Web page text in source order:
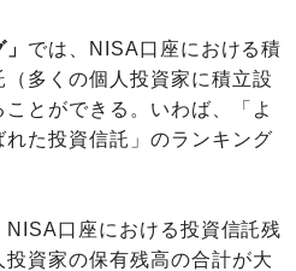
では、NISA口座における積
多くの個人投資家に積立設
とができる。いわば、「よ
た投資信託」のランキング
NISA口座における投資信託残
資家の保有残高の合計が大